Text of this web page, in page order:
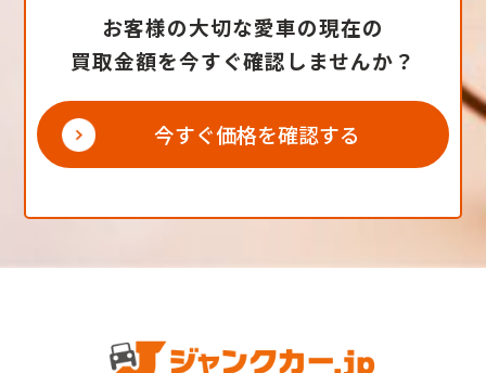
お客様の大切な愛車の現在の
買取金額を今すぐ確認しませんか？
今すぐ価格を確認する